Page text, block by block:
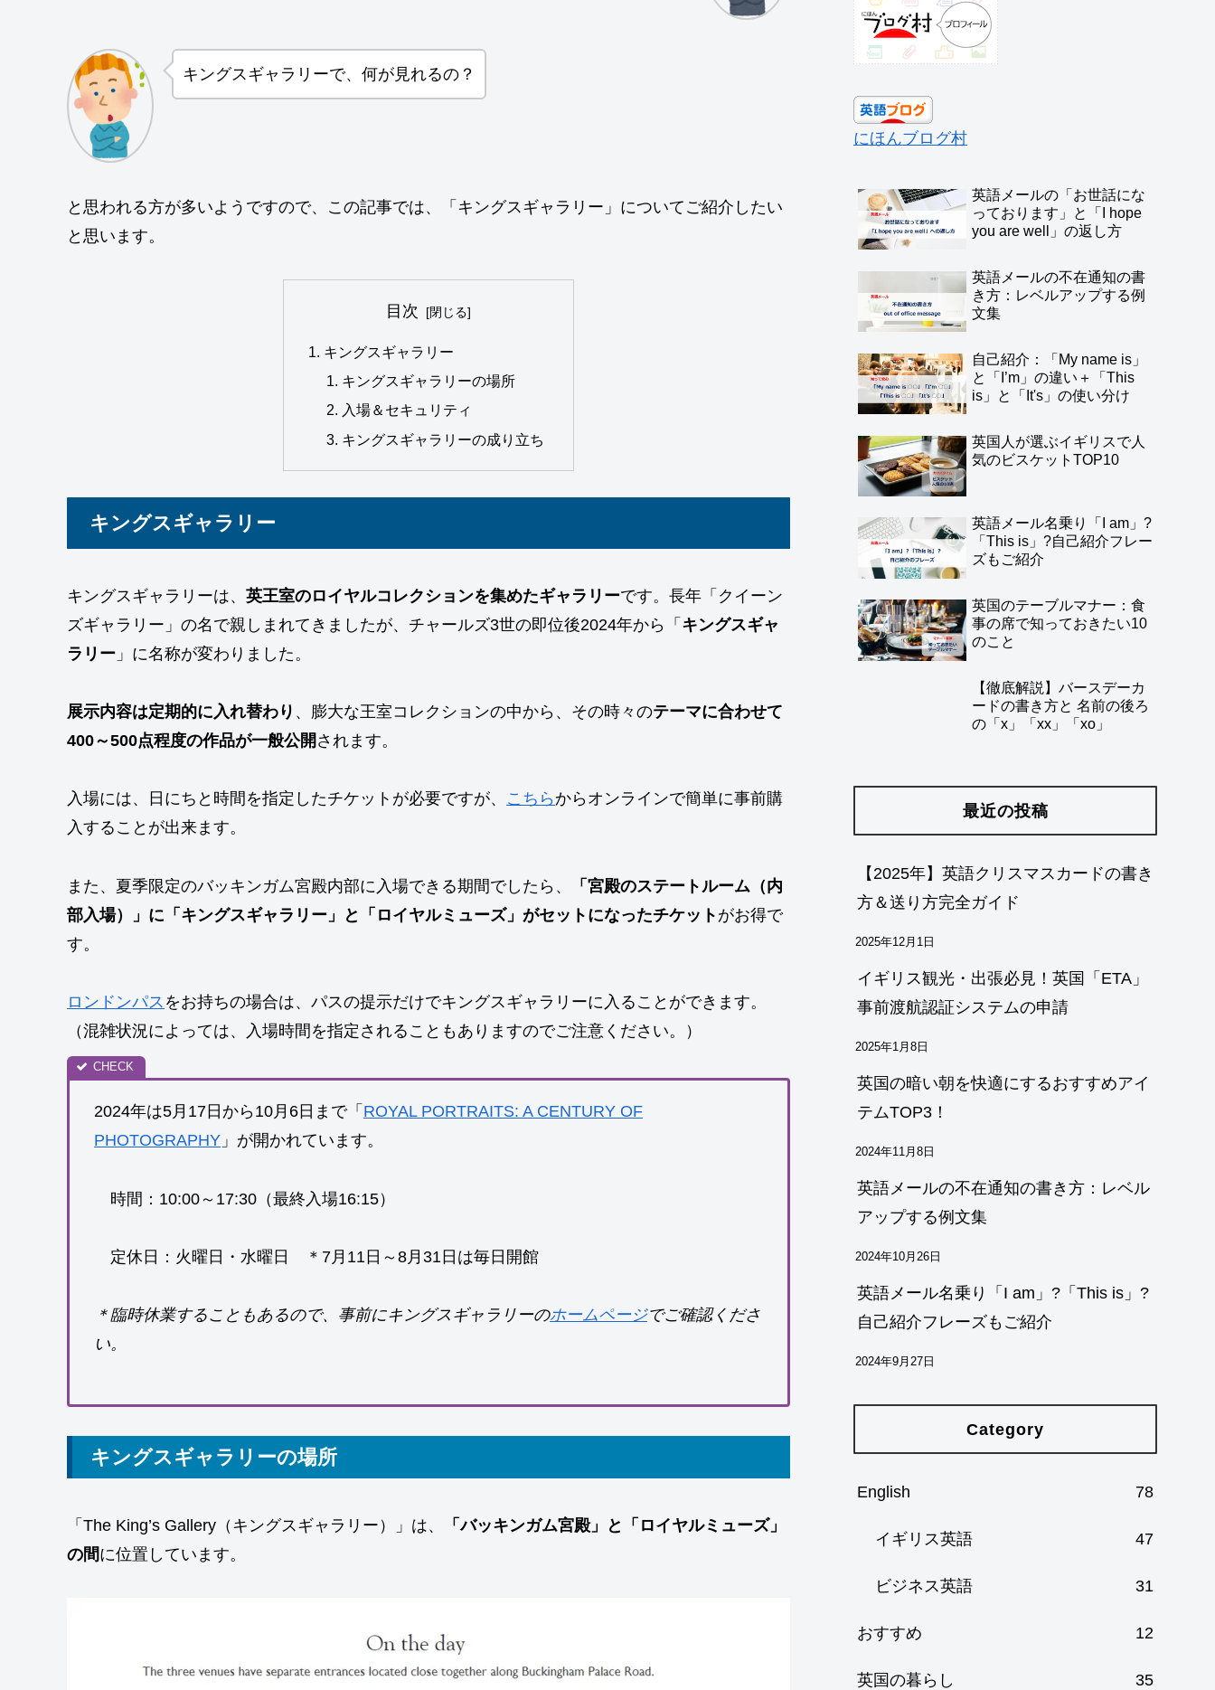
キングスギャラリーで、何が見れるの？
と思われる方が多いようですので、この記事では、「キングスギャラリー」についてご紹介したい
と思います。
目次
キングスギャラリー
キングスギャラリーの場所
入場＆セキュリティ
キングスギャラリーの成り立ち
キングスギャラリー
キングスギャラリーは、 英王室のロイヤルコレクションを集めたギャラリーです。長年「クイーン
ズギャラリー」の名で親しまれてきましたが、チャールズ3世の即位後2024年から「 キングスギャ
ラリー 」に名称が変わりました。
展示内容は定期的に入れ替わり 、膨大な王室コレクションの中から、その時々のテーマに合わせて
400～500点程度の作品が一般公開 されます。
入場には、日にちと時間を指定したチケットが必要ですが、 こちらからオンラインで簡単に事前購
入することが出来ます。
また、夏季限定のバッキンガム宮殿内部に入場できる期間でしたら、
「宮殿のステートルーム（内
部入場）」に「キングスギャラリー」と「ロイヤルミューズ」がセットになったチケット がお得で
す。
ロンドンパス をお持ちの場合は、パスの提示だけでキングスギャラリーに入ることができます。
（混雑状況によっては、入場時間を指定されることもありますのでご注意ください。）
2024年は5月17日から10月6日まで「 ROYAL PORTRAITS: A CENTURY OF
PHOTOGRAPHY 」が開かれています。
時間：10:00～17:30（最終入場16:15）
定休日：火曜日・水曜日 ＊7月11日～8月31日は毎日開館
＊臨時休業することもあるので、事前にキングスギャラリーのホームページでご確認くださ
い。
キングスギャラリーの場所
「The King’s Gallery（キングスギャラリー）」は、
「バッキンガム宮殿」と「ロイヤルミューズ」
の間に位置しています。
にほんブログ村
英語メールの「お世話にな
っております」と「I hope
you are well」の返し方
英語メールの不在通知の書
き方：レベルアップする例
文集
自己紹介：「My name is」
と「I’m」の違い＋「This
is」と「It's」の使い分け
英国人が選ぶイギリスで人
気のビスケットTOP10
英語メール名乗り「I am」?
「This is」?自己紹介フレー
ズもご紹介
英国のテーブルマナー：食
事の席で知っておきたい10
のこと
【徹底解説】バースデーカ
ードの書き方と 名前の後ろ
の「x」「xx」「xo」
最近の投稿
【2025年】英語クリスマスカードの書き
方＆送り方完全ガイド
2025年12月1日
イギリス観光・出張必見！英国「ETA」
事前渡航認証システムの申請
2025年1月8日
英国の暗い朝を快適にするおすすめアイ
テムTOP3！
2024年11月8日
英語メールの不在通知の書き方：レベル
アップする例文集
2024年10月26日
英語メール名乗り「I am」?「This is」?
自己紹介フレーズもご紹介
2024年9月27日
Category
English 78
イギリス英語 47
ビジネス英語 31
おすすめ 12
英国の暮らし 35